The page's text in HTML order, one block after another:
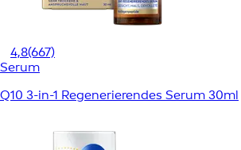
4,8(667)
Serum
Q10 3-in-1 Regenerierendes Serum 30ml